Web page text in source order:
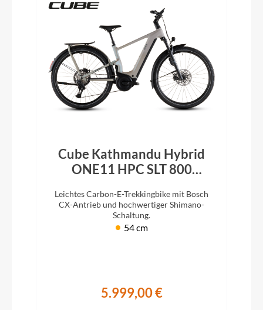
Cube Kathmandu Hybrid
ONE11 HPC SLT 800
Leichtes Carbon-E-Trekkingbike mit Bosch
CX-Antrieb und hochwertiger Shimano-
Schaltung.
54 cm
5.999,00 €